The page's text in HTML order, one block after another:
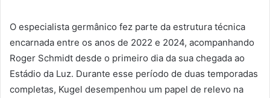
O especialista germânico fez parte da estrutura técnica
encarnada entre os anos de 2022 e 2024, acompanhando
Roger Schmidt desde o primeiro dia da sua chegada ao
Estádio da Luz. Durante esse período de duas temporadas
completas, Kugel desempenhou um papel de relevo na